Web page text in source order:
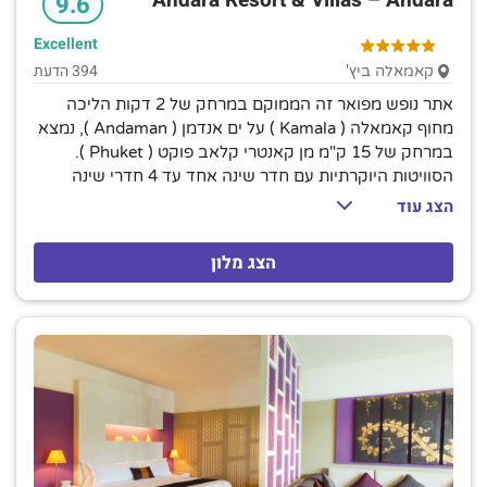
קאמאלה ביץ'
Excellent
394 הדעת
אתר נופש מפואר זה הממוקם במרחק של 2 דקות הליכה
מחוף קאמאלה ( Kamala ) על ים אנדמן ( Andaman ), נמצא
במרחק של 15 ק"מ מן קאנטרי קלאב פוקט ( Phuket ).
הסוויטות היוקרתיות עם חדר שינה אחד עד 4 חדרי שינה
כוללות מטבחים, אזורים מגורים וטרסות עם נוף לים, כמו גם
מוסיפות בריכות פרטיות (חלקן על הגג); הווילות בנות 3 עד 6
חדרי שינה כוללות שפים פרטיים. שירות סידור מיטה ושירות
חדרים מוצעים. ארוחת בוקר ושירות הסעות לחוף זמינים ללא
תשלום. יש כאן מסעדה יוקרתית עם קירות זכוכית ומסעדה
איטלקית. מתקנים אחרים כוללים מועדון ילדים, בריכה
חיצונית וחדר כושר, כמו גם ספא המציע עיסוי תאילנדי.
השכרת יאכטות זמינה.
הצג עוד
הצג מלון